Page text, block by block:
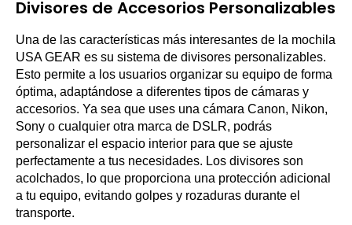
Divisores de Accesorios Personalizables
Una de las características más interesantes de la mochila
USA GEAR es su sistema de divisores personalizables.
Esto permite a los usuarios organizar su equipo de forma
óptima, adaptándose a diferentes tipos de cámaras y
accesorios. Ya sea que uses una cámara Canon, Nikon,
Sony o cualquier otra marca de DSLR, podrás
personalizar el espacio interior para que se ajuste
perfectamente a tus necesidades. Los divisores son
acolchados, lo que proporciona una protección adicional
a tu equipo, evitando golpes y rozaduras durante el
transporte.